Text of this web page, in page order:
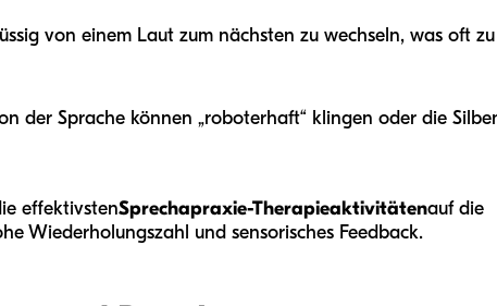
von einem Laut zum nächsten zu wechseln, was oft zu
der Sprache können „roboterhaft“ klingen oder die
effektivstenSprechapraxie-Therapieaktivitätenauf die
Wiederholungszahl und sensorisches Feedback.